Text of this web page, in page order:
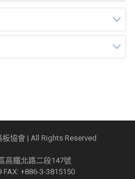
協會 | All Rights Reserved
高鐵北路二段147號
FAX: +886-3-3815150